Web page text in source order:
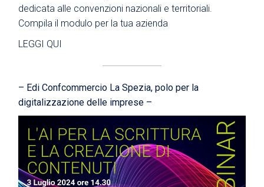
dedicata alle convenzioni nazionali e territoriali.
Compila il modulo per la tua azienda
LEGGI QUI
– Edi Confcommercio La Spezia, polo per la
digitalizzazione delle imprese –